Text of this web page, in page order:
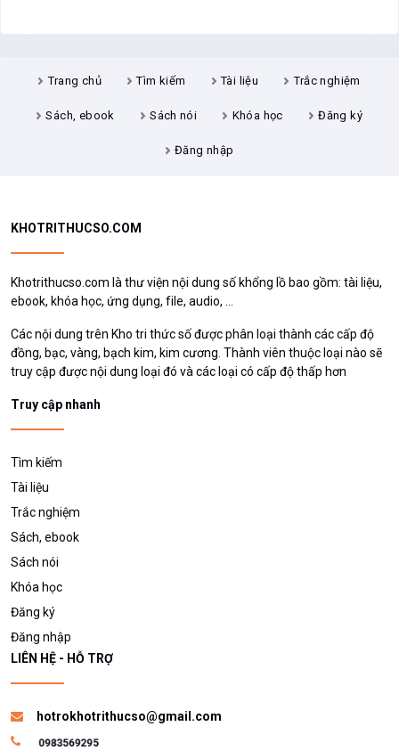
Trang chủ Tìm kiếm Tài liệu Trắc nghiệm
Sách, ebook Sách nói Khóa học Đăng ký
Đăng nhập
KHOTRITHUCSO.COM
Khotrithucso.com là thư viện nội dung số khổng lồ bao gồm: tài liệu,
ebook, khóa học, ứng dụng, file, audio, ...
Các nội dung trên Kho tri thức số được phân loại thành các cấp độ
đồng, bạc, vàng, bạch kim, kim cương. Thành viên thuộc loại nào sẽ
truy cập được nội dung loại đó và các loại có cấp độ thấp hơn
Truy cập nhanh
Tìm kiếm
Tài liệu
Trắc nghiệm
Sách, ebook
Sách nói
Khóa học
Đăng ký
Đăng nhập
LIÊN HỆ - HỖ TRỢ
hotrokhotrithucso@gmail.com